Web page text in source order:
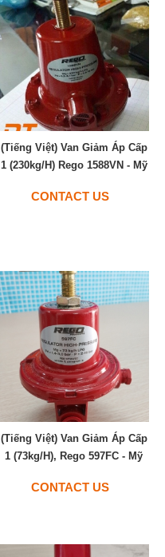
(Tiếng Việt) Van Giảm Áp Cấp
1 (230kg/h) Rego 1588VN - Mỹ
CONTACT US
(Tiếng Việt) Van Giảm Áp Cấp
1 (73kg/h), Rego 597FC - Mỹ
CONTACT US